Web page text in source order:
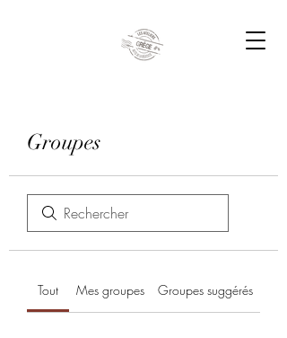
Groupes
Tout Mes groupes Groupes suggérés